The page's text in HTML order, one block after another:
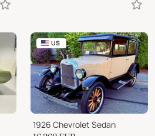
US
1926 Chevrolet Sedan